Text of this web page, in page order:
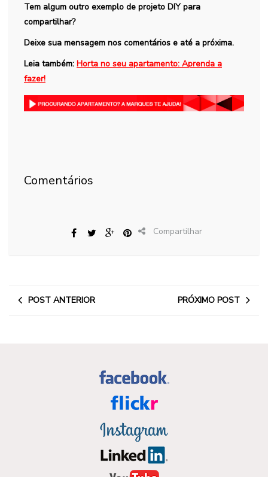
Tem algum outro exemplo de projeto DIY para
compartilhar?
Deixe sua mensagem nos comentários e até a próxima.
Leia também: Horta no seu apartamento: Aprenda a
fazer!
Comentários
Compartilhar
POST ANTERIOR PRÓXIMO POST